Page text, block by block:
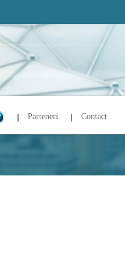
Parteneri Contact